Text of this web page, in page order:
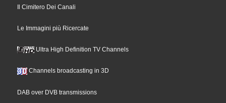
Il Cimitero Dei Canali
Le Immagini più Ricercate
Ultra High Definition TV Channels
Channels broadcasting in 3D
DAB over DVB transmissions